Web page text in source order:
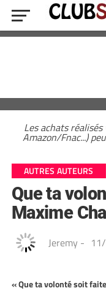
Les achats
Amazon/Fnac...)
AUTRES AUTEURS
Que ta
Maxime
Jeremy -
« Que ta volonté soit